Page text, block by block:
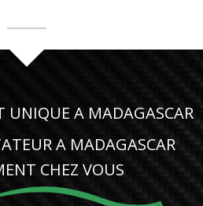
UNIQUE A MADAGASCAR
A MADAGASCAR
CHEZ VOUS